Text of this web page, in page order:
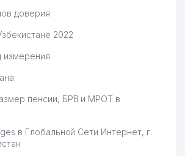
ООО
CARRIER ООО
SERVICES
доверия
2022
измерения
пенсии, БРВ и МРОТ в
в Глобальной Сети Интернет, г.